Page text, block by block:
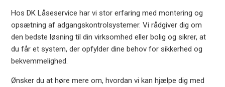
Hos DK Låseservice har vi stor erfaring med montering og
opsætning af adgangskontrolsystemer. Vi rådgiver dig om
den bedste løsning til din virksomhed eller bolig og sikrer, at
du får et system, der opfylder dine behov for sikkerhed og
bekvemmelighed.
Ønsker du at høre mere om, hvordan vi kan hjælpe dig med